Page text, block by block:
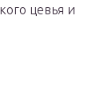
цевья и